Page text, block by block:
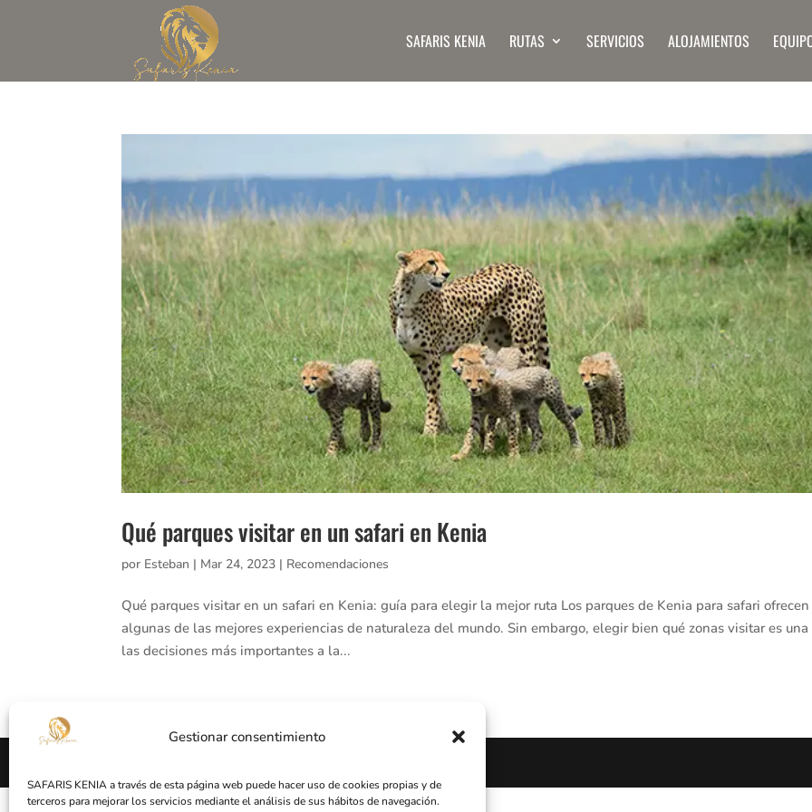
Gestionar consentimiento
SAFARIS KENIA a través de esta página web puede hacer uso de cookies propias y de
terceros para mejorar los servicios mediante el análisis de sus hábitos de navegación.
SAFARIS KENIA RUTAS SERVICIOS ALOJAMIENTOS
Qué parques visitar en un safari en Kenia
por Esteban | Mar 24, 2023 | Recomendaciones
Qué parques visitar en un safari en Kenia: guía para elegir la mejor ruta Los parques de Kenia para safari ofrecen
algunas de las mejores experiencias de naturaleza del mundo. Sin embargo, elegir bien qué zonas visitar es una
las decisiones más importantes a la...